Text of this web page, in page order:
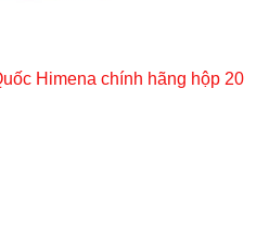
Himena chính hãng hộp 20